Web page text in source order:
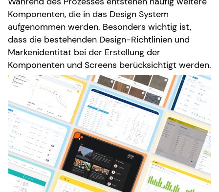
Komponenten, die in das Design System
aufgenommen werden. Besonders wichtig ist,
dass die bestehenden Design-Richtlinien und
Markenidentität bei der Erstellung der
Komponenten und Screens berücksichtigt werden.